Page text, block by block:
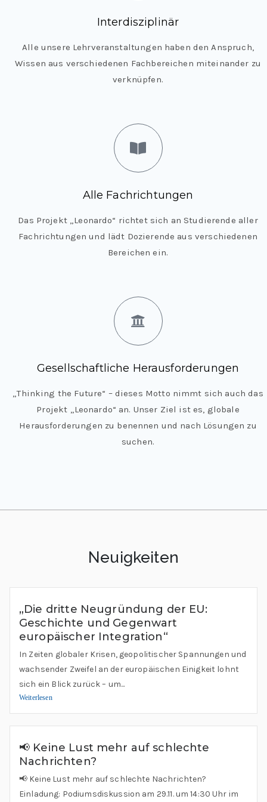
h
al
le
n
s
Interdisziplinär
Alle unsere Lehrveranstaltungen haben den Anspruch,
Wissen aus verschiedenen Fachbereichen miteinander zu
verknüpfen.
Alle Fachrichtungen
Das Projekt „Leonardo“ richtet sich an Studierende aller
Fachrichtungen und lädt Dozierende aus verschiedenen
Bereichen ein.
Gesellschaftliche Herausforderungen
„Thinking the Future“ – dieses Motto nimmt sich auch das
Projekt „Leonardo“ an. Unser Ziel ist es, globale
Herausforderungen zu benennen und nach Lösungen zu
suchen.
Neuigkeiten
„Die dritte Neugründung der EU:
Geschichte und Gegenwart
europäischer Integration“
In Zeiten globaler Krisen, geopolitischer Spannungen und
wachsender Zweifel an der europäischen Einigkeit lohnt
sich ein Blick zurück – um...
Weiterlesen
📢 Keine Lust mehr auf schlechte
Nachrichten?
📢 Keine Lust mehr auf schlechte Nachrichten?
Einladung: Podiumsdiskussion am 29.11. um 14:30 Uhr im